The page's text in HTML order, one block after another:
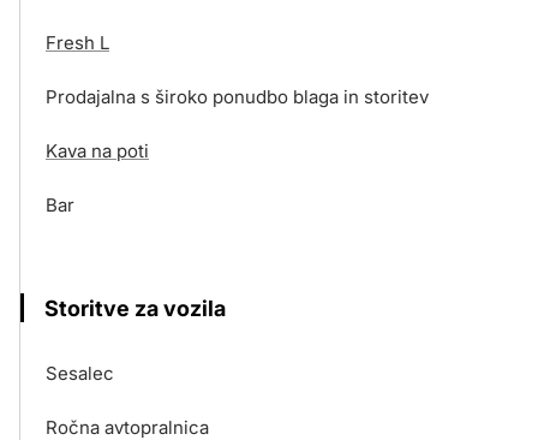
Fresh L
Prodajalna s široko ponudbo blaga in storitev
Kava na poti
Bar
Storitve za vozila
Sesalec
Ročna avtopralnica